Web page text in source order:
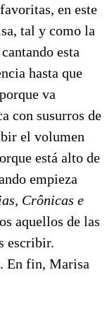
en este
tal y como la
esta
hasta que
va
con susurros de
el volumen
está alto de
empieza
Crônicas e
aquellos de las
escribir.
En fin, Marisa